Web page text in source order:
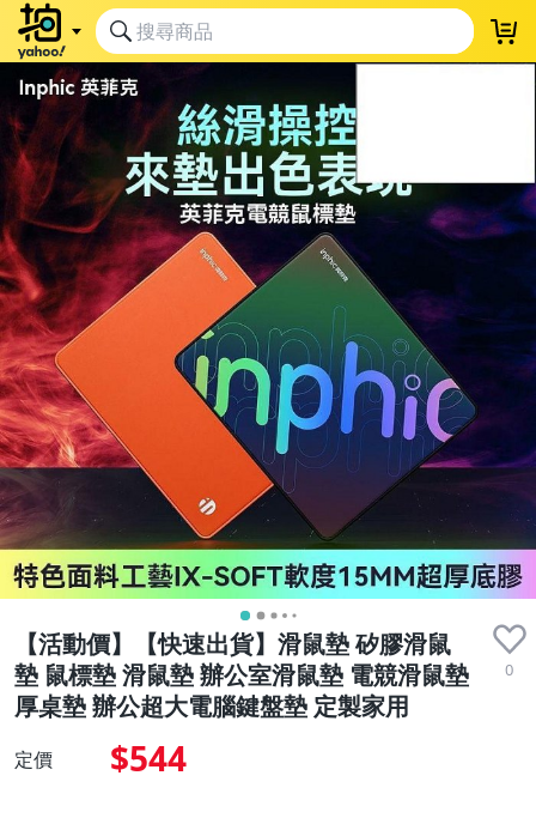
【活動價】【快速出貨】滑鼠墊 矽膠滑鼠
墊 鼠標墊 滑鼠墊 辦公室滑鼠墊 電競滑鼠墊
厚桌墊 辦公超大電腦鍵盤墊 定製家用
0
定價 $544